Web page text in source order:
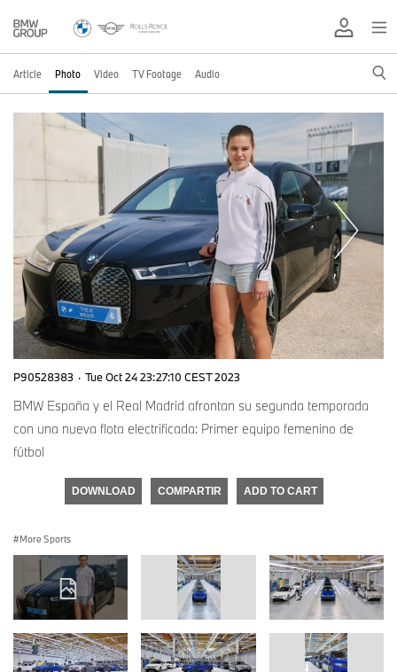
Article Photo Video TV Footage Audio
P90528383 · Tue Oct 24 23:27:10 CEST 2023
BMW España y el Real Madrid afrontan su segunda temporada
con una nueva flota electrificada: Primer equipo femenino de
fútbol
DOWNLOAD COMPARTIR ADD TO CART
More Sports